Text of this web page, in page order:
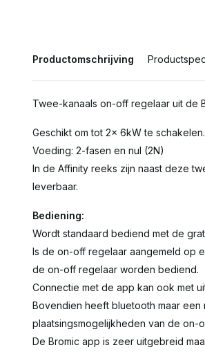
Productomschrijving
Twee-kanaals on-off regelaar uit de
Geschikt om tot 2x 6kW te
Voeding: 2-fasen en nul (2N)
In de Affinity reeks zijn naast deze
leverbaar.
Bediening:
Wordt standaard bediend met de
Is de on-off regelaar aangemeld op
de on-off regelaar worden bediend.
Connectie met de app kan ook met
Bovendien heeft bluetooth maar een
plaatsingsmogelijkheden van de on-
De Bromic app is zeer uitgebreid